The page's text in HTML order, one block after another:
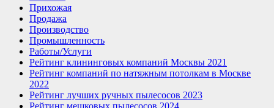
Прихожая
Продажа
Производство
Промышленность
Работы/Услуги
Рейтинг клининговых компаний Москвы 2021
Рейтинг компаний по натяжным потолкам в Москве
2022
Рейтинг лучших ручных пылесосов 2023
Рейтинг мешковых пылесосов 2024